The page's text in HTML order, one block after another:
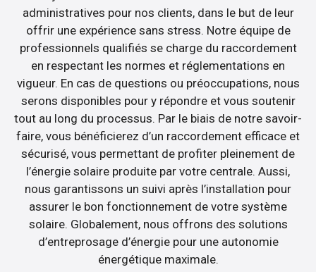
administratives pour nos clients, dans le but de leur
offrir une expérience sans stress. Notre équipe de
professionnels qualifiés se charge du raccordement
en respectant les normes et réglementations en
vigueur. En cas de questions ou préoccupations, nous
serons disponibles pour y répondre et vous soutenir
tout au long du processus. Par le biais de notre savoir-
faire, vous bénéficierez d’un raccordement efficace et
sécurisé, vous permettant de profiter pleinement de
l’énergie solaire produite par votre centrale. Aussi,
nous garantissons un suivi après l’installation pour
assurer le bon fonctionnement de votre système
solaire. Globalement, nous offrons des solutions
d’entreprosage d’énergie pour une autonomie
énergétique maximale.